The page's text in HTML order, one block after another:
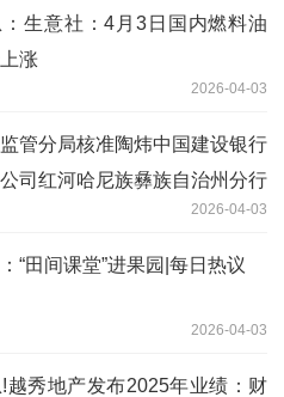
生意社：4月3日国内燃料油
涨
2026-04-03
管分局核准陶炜中国建设银行
司红河哈尼族彝族自治州分行
2026-04-03
“田间课堂”进果园|每日热议
2026-04-03
越秀地产发布2025年业绩：财